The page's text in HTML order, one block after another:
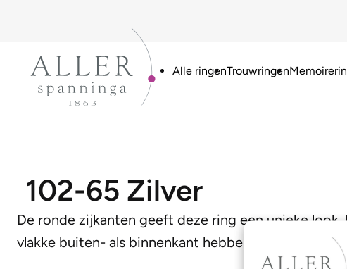
Alle ringenTrouwringen
102-65 Zilver
De ronde zijkanten geeft deze ring een unieke
vlakke buiten- als binnenkant hebben voorzien. Zo